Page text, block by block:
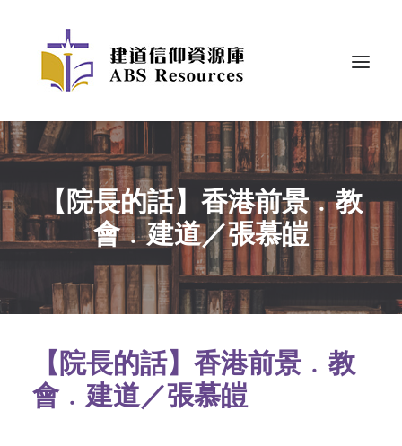
【院長的話】香港前景﹒教
會﹒建道／張慕皚
【院長的話】香港前景﹒教
會﹒建道／張慕皚